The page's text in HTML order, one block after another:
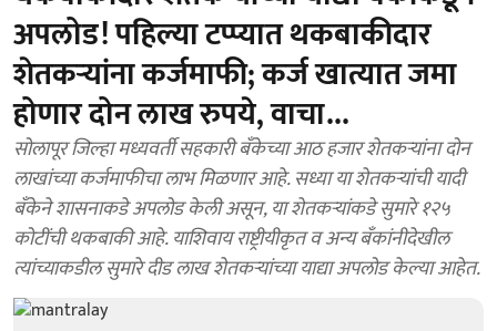
अपलोड! पहिल्या टप्प्यात थकबाकीदार
शेतकऱ्यांना कर्जमाफी; कर्ज खात्यात जमा
होणार दोन लाख रुपये, वाचा...
सोलापूर जिल्हा मध्यवर्ती सहकारी बँकेच्या आठ हजार शेतकऱ्यांना दोन
लाखांच्या कर्जमाफीचा लाभ मिळणार आहे. सध्या या शेतकऱ्यांची यादी
बँकेने शासनाकडे अपलोड केली असून, या शेतकऱ्यांकडे सुमारे १२५
कोटींची थकबाकी आहे. याशिवाय राष्ट्रीयीकृत व अन्य बँकांनीदेखील
त्यांच्याकडील सुमारे दीड लाख शेतकऱ्यांच्या याद्या अपलोड केल्या आहेत.